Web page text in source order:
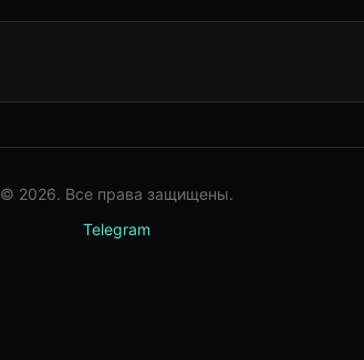
© 2026. Все права защищены.
Telegram